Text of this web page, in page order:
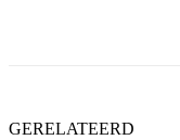
GERELATEERD